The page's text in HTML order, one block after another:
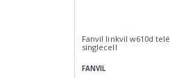
Fanvil linkvil w610d
singlecell
FANVIL